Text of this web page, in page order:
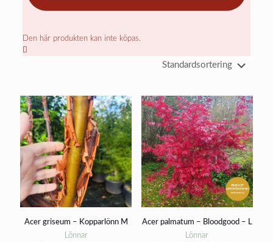
Den här produkten kan inte köpas.
Acer griseum – Kopparlönn M
Lönnar
Acer palmatum – Bloodgood – L
Lönnar